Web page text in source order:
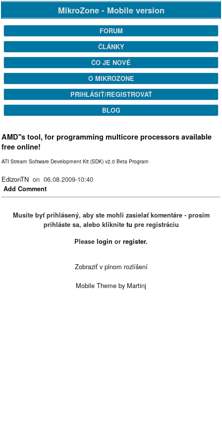
MikroZone - Mobile version
FORUM
ČLÁNKY
ČO JE NOVÉ
O MIKROZONE
PRIHLÁSIŤ/REGISTROVAŤ
BLOG
AMD''s tool, for programming multicore processors available
free online!
ATI Stream Software Development Kit (SDK) v2.0 Beta Program
EdizonTN on 06.08.2009-10:40
Add Comment
Musíte byť prihlásený, aby ste mohli zasielať komentáre - prosím
prihláste sa, alebo kliknite tu pre registráciu
Please login or register.
Zobraziť v plnom rozlíšení
Mobile Theme by Martinj